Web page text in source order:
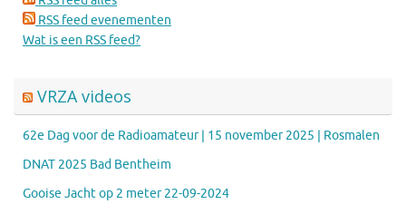
RSS feed evenementen
Wat is een RSS feed?
VRZA videos
62e Dag voor de Radioamateur | 15 november 2025 | Rosmalen
DNAT 2025 Bad Bentheim
Gooise Jacht op 2 meter 22-09-2024